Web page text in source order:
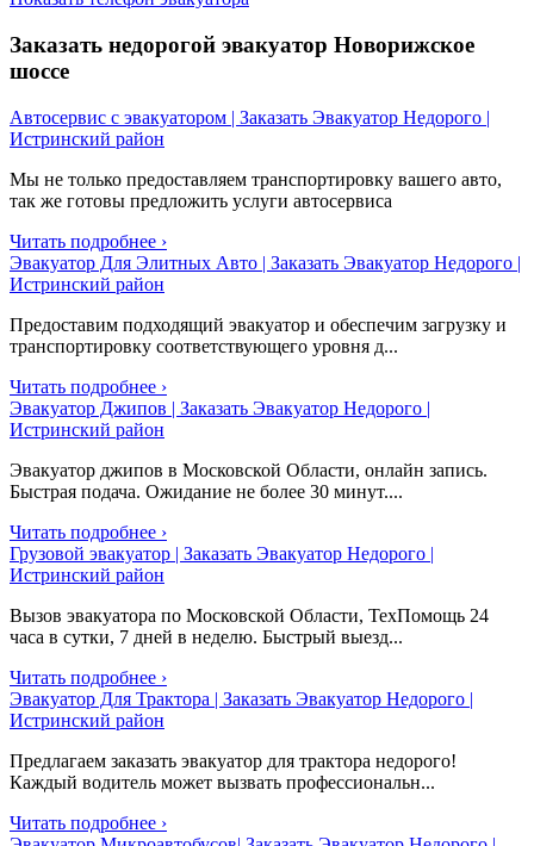
Заказать недорогой эвакуатор Новорижское
шоссе
Автосервис с эвакуатором | Заказать Эвакуатор Недорого |
Истринский район
Мы не только предоставляем транспортировку вашего авто,
так же готовы предложить услуги автосервиса
Читать подробнее ›
Эвакуатор Для Элитных Авто | Заказать Эвакуатор Недорого |
Истринский район
Предоставим подходящий эвакуатор и обеспечим загрузку и
транспортировку соответствующего уровня д...
Читать подробнее ›
Эвакуатор Джипов | Заказать Эвакуатор Недорого |
Истринский район
Эвакуатор джипов в Московской Области, онлайн запись.
Быстрая подача. Ожидание не более 30 минут....
Читать подробнее ›
Грузовой эвакуатор | Заказать Эвакуатор Недорого |
Истринский район
Вызов эвакуатора по Московской Области, ТехПомощь 24
часа в сутки, 7 дней в неделю. Быстрый выезд...
Читать подробнее ›
Эвакуатор Для Трактора | Заказать Эвакуатор Недорого |
Истринский район
Предлагаем заказать эвакуатор для трактора недорого!
Каждый водитель может вызвать профессиональн...
Читать подробнее ›